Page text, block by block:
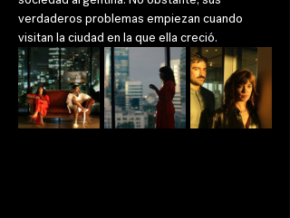
verdaderos problemas empiezan cuando
visitan la ciudad en la que ella creció.